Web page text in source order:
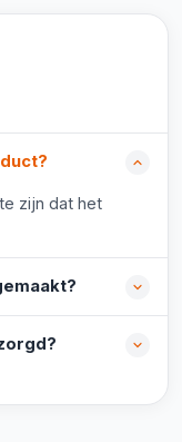
zijn dat het